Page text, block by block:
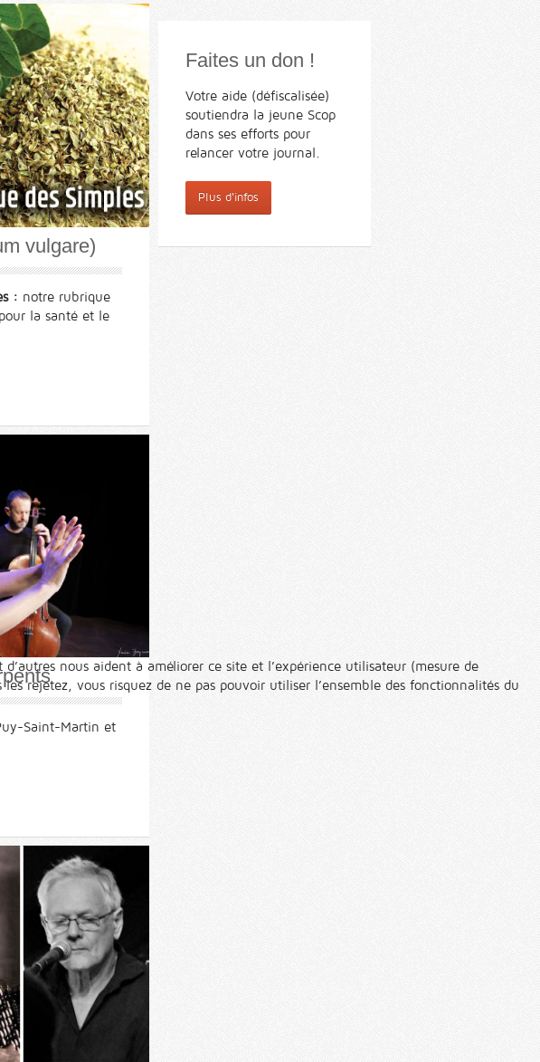
vulgare)
: notre rubrique
la santé et le
Saint-Martin et
Faites un don !
Votre aide (défiscalisée)
soutiendra la jeune Scop
dans ses efforts pour
relancer votre journal.
Plus d'infos
nous aident à améliorer ce site et l’expérience utilisateur (mesure de
rejetez, vous risquez de ne pas pouvoir utiliser l’ensemble des fonctionnalités du